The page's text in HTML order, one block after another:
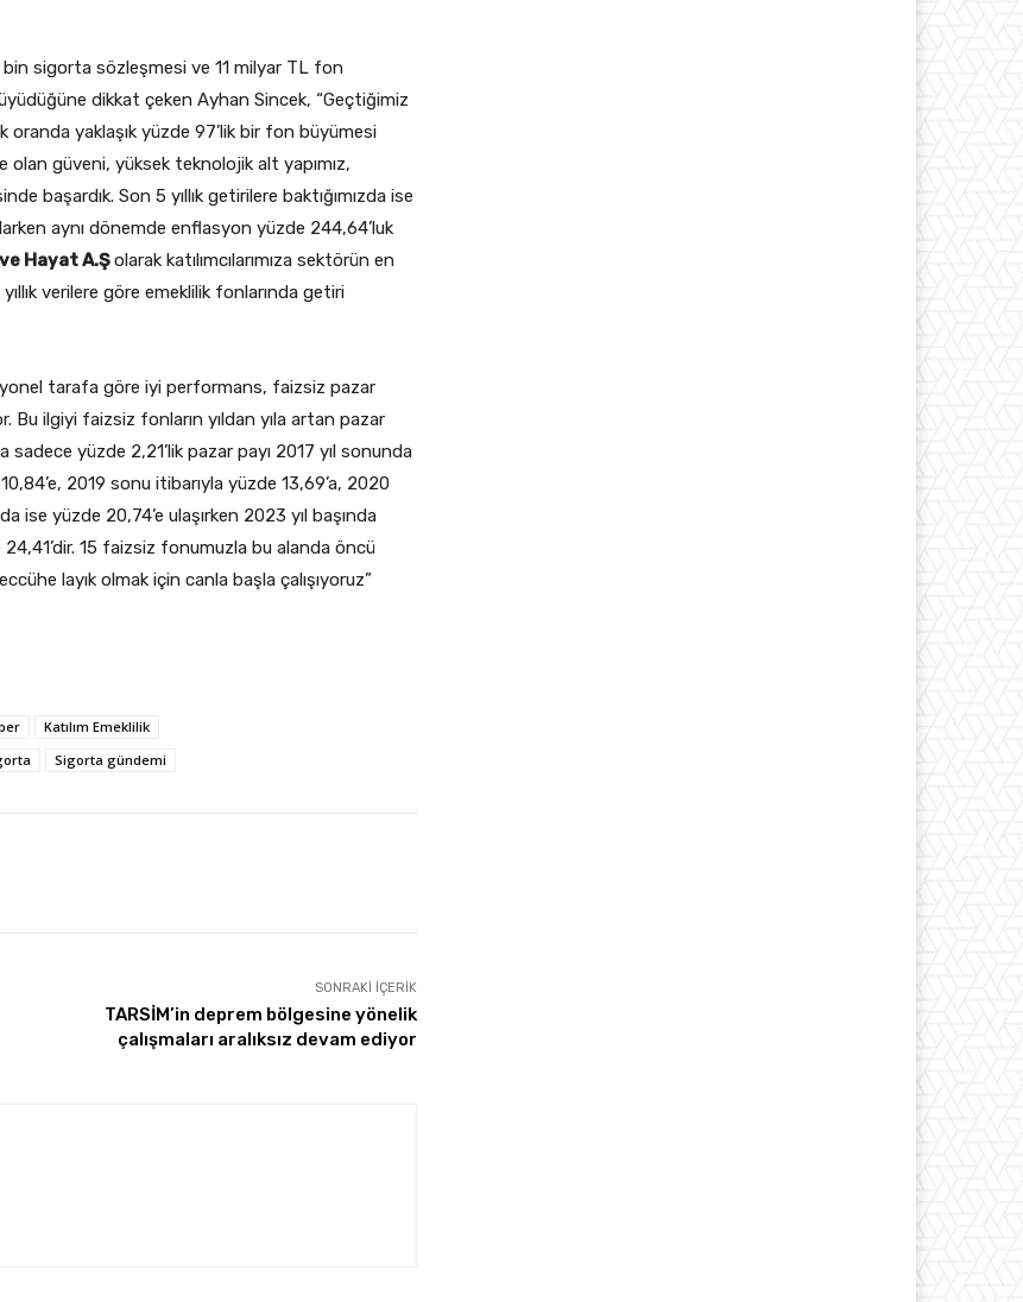
bin sigorta sözleşmesi ve 11 milyar TL fon
dikkat çeken Ayhan Sincek, “Geçtiğimiz
oranda yaklaşık yüzde 97’lik bir fon büyümesi
olan güveni, yüksek teknolojik alt yapımız,
başardık. Son 5 yıllık getirilere baktığımızda ise
aynı dönemde enflasyon yüzde 244,64’luk
Hayat A.Şolarak katılımcılarımıza sektörün en
verilere göre emeklilik fonlarında getiri
tarafa göre iyi performans, faizsiz pazar
Bu ilgiyi faizsiz fonların yıldan yıla artan pazar
sadece yüzde 2,21’lik pazar payı 2017 yıl sonunda
2019 sonu itibarıyla yüzde 13,69’a, 2020
ise yüzde 20,74’e ulaşırken 2023 yıl başında
15 faizsiz fonumuzla bu alanda öncü
layık olmak için canla başla çalışıyoruz”
Katılım Emeklilik
Sigorta gündemi
SONRAKI İÇERIK
TARSİM’in deprem bölgesine yönelik
çalışmaları aralıksız devam ediyor